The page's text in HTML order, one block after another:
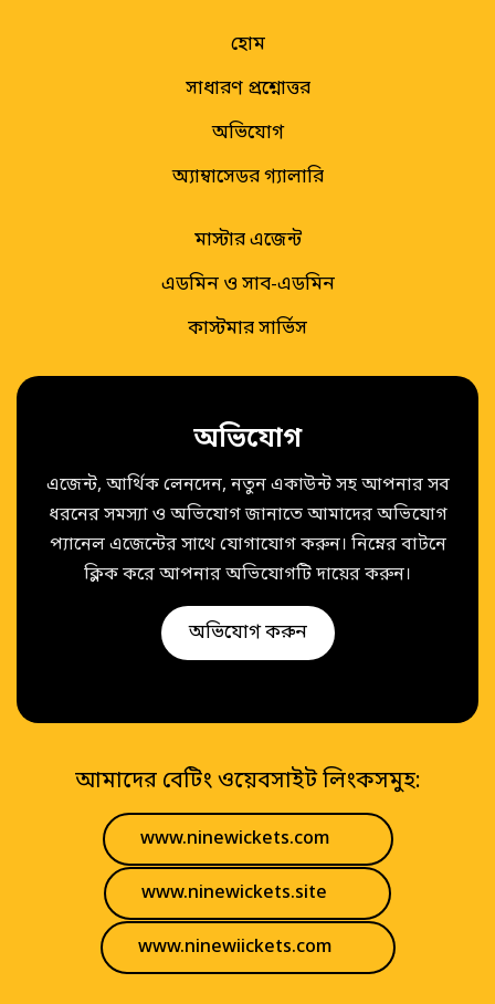
হোম
সাধারণ প্রশ্নোত্তর
অভিযোগ
অ্যাম্বাসেডর গ্যালারি
মাস্টার এজেন্ট
এডমিন ও সাব-এডমিন
কাস্টমার সার্ভিস
অভিযোগ
এজেন্ট, আর্থিক লেনদেন, নতুন একাউন্ট সহ আপনার সব
ধরনের সমস্যা ও অভিযোগ জানাতে আমাদের অভিযোগ
প্যানেল এজেন্টের সাথে যোগাযোগ করুন। নিম্নের বাটনে
ক্লিক করে আপনার অভিযোগটি দায়ের করুন।
অভিযোগ করুন
আমাদের বেটিং ওয়েবসাইট লিংকসমুহ:
www.ninewickets.com
www.ninewickets.site
www.ninewiickets.com